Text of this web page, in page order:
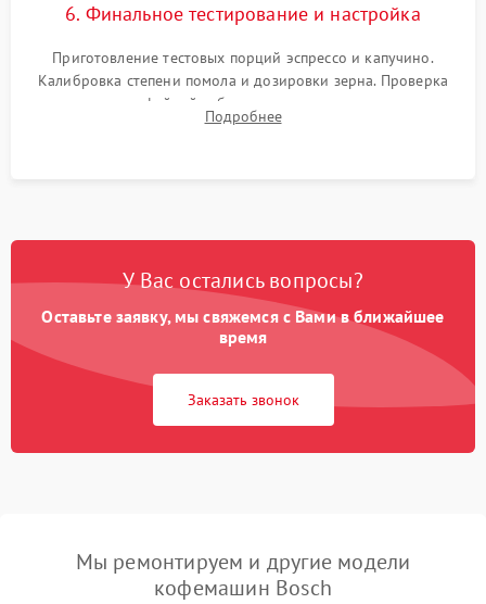
6. Финальное тестирование и настройка
Приготовление тестовых порций эспрессо и капучино.
Калибровка степени помола и дозировки зерна. Проверка
плотности кофейной таблетки, температуры напитка и
качества молочной пены. Контроль отсутствия посторонних
Подробнее
У Вас остались вопросы?
Оставьте заявку, мы свяжемся с Вами в ближайшее
время
Заказать звонок
Мы ремонтируем и другие модели
кофемашин Bosch